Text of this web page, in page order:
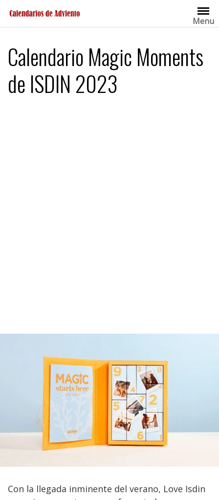
contenido
Menu
Calendario Magic Moments
de ISDIN 2023
Con la llegada inminente del verano, Love Isdin